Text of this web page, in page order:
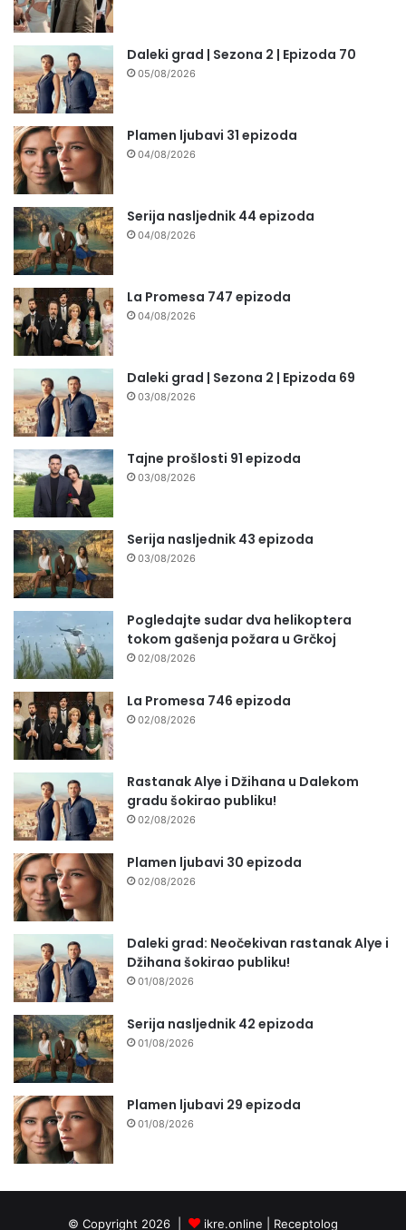
Daleki grad | Sezona 2 | Epizoda 70
05/08/2026
Plamen ljubavi 31 epizoda
04/08/2026
Serija nasljednik 44 epizoda
04/08/2026
La Promesa 747 epizoda
04/08/2026
Daleki grad | Sezona 2 | Epizoda 69
03/08/2026
Tajne prošlosti 91 epizoda
03/08/2026
Serija nasljednik 43 epizoda
03/08/2026
Pogledajte sudar dva helikoptera
tokom gašenja požara u Grčkoj
02/08/2026
La Promesa 746 epizoda
02/08/2026
Rastanak Alye i Džihana u Dalekom
gradu šokirao publiku!
02/08/2026
Plamen ljubavi 30 epizoda
02/08/2026
Daleki grad: Neočekivan rastanak Alye i
Džihana šokirao publiku!
01/08/2026
Serija nasljednik 42 epizoda
01/08/2026
Plamen ljubavi 29 epizoda
01/08/2026
© Copyright 2026 | ikre.online | Receptolog